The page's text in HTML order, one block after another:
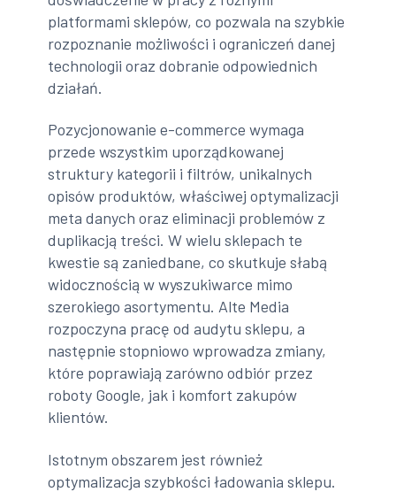
platformami sklepów, co pozwala na szybkie
rozpoznanie możliwości i ograniczeń danej
technologii oraz dobranie odpowiednich
działań.
Pozycjonowanie e-commerce wymaga
przede wszystkim uporządkowanej
struktury kategorii i filtrów, unikalnych
opisów produktów, właściwej optymalizacji
meta danych oraz eliminacji problemów z
duplikacją treści. W wielu sklepach te
kwestie są zaniedbane, co skutkuje słabą
widocznością w wyszukiwarce mimo
szerokiego asortymentu. Alte Media
rozpoczyna pracę od audytu sklepu, a
następnie stopniowo wprowadza zmiany,
które poprawiają zarówno odbiór przez
roboty Google, jak i komfort zakupów
klientów.
Istotnym obszarem jest również
optymalizacja szybkości ładowania sklepu.